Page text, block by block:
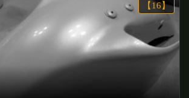
【16】